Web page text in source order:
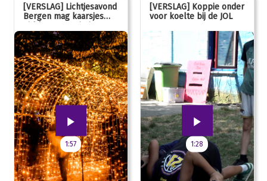
[VERSLAG] Lichtjesavond
Bergen mag kaarsjes
jubileum!
1:57
[VERSLAG] Koppie onder
voor koelte bij de JOL
1:28